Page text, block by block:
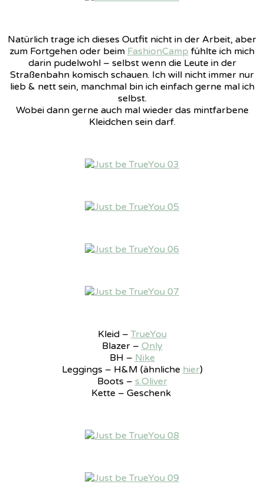
Natürlich trage ich dieses Outfit nicht in der Arbeit, aber
zum Fortgehen oder beim FashionCamp fühlte ich mich
darin pudelwohl – selbst wenn die Leute in der
Straßenbahn komisch schauen. Ich will nicht immer nur
lieb & nett sein, manchmal bin ich einfach gerne mal ich
selbst.
Wobei dann gerne auch mal wieder das mintfarbene
Kleidchen sein darf.
Kleid – TrueYou
Blazer – Only
BH – Nike
Leggings – H&M (ähnliche hier)
Boots – s.Oliver
Kette – Geschenk